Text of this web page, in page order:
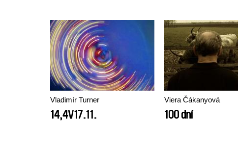
Vladimír Turner
14,4V17.11.
Viera Čákanyová
100 dní